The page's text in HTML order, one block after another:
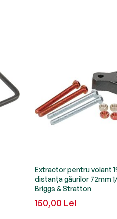
Extractor pentru volant
distanța găurilor 72mm
Briggs & Stratton
150,00 Lei